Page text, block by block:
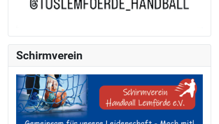
Schirmverein